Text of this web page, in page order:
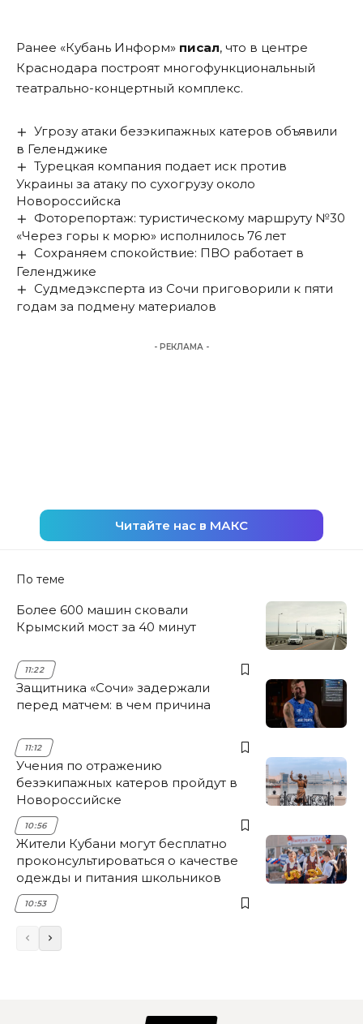
Ранее «Кубань Информ» писал, что в центре
Краснодара построят многофункциональный
театрально-концертный комплекс.
Угрозу атаки безэкипажных катеров объявили
в Геленджике
Турецкая компания подает иск против
Украины за атаку по сухогрузу около
Новороссийска
Фоторепортаж: туристическому маршруту №30
«Через горы к морю» исполнилось 76 лет
Сохраняем спокойствие: ПВО работает в
Геленджике
Судмедэксперта из Сочи приговорили к пяти
годам за подмену материалов
- РЕКЛАМА -
Читайте нас в МАКС
По теме
Более 600 машин сковали
Крымский мост за 40 минут
11:22
Защитника «Сочи» задержали
перед матчем: в чем причина
11:12
Учения по отражению
безэкипажных катеров пройдут в
Новороссийске
10:56
Жители Кубани могут бесплатно
проконсультироваться о качестве
одежды и питания школьников
10:53